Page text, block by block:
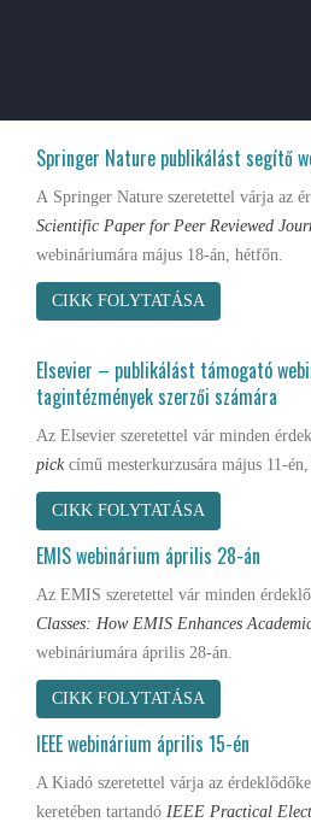
Springer Nature publikálást segítő
A Springer Nature szeretettel várja az
Scientific Paper for Peer Reviewed
webináriumára május 18-án, hétfőn.
CIKK FOLYTATÁSA
Elsevier – publikálást támogató
tagintézmények szerzői számára
Az Elsevier szeretettel vár minden
pickcímű mesterkurzusára május 11-
CIKK FOLYTATÁSA
EMIS webinárium április 28-án
Az EMIS szeretettel vár minden
Classes: How EMIS Enhances
webináriumára április 28-án.
CIKK FOLYTATÁSA
IEEE webinárium április 15-én
A Kiadó szeretettel várja az
keretében tartandó IEEE Practical